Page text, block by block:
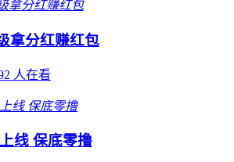
拿分红赚红包
人在看
线 保底零撸